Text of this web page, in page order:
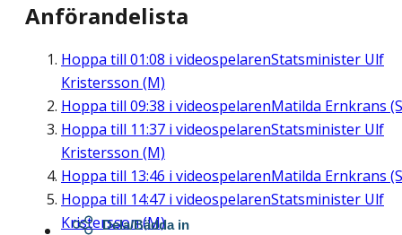
Anförandelista
Hoppa till 01:08 i videospelarenStatsminister Ulf
Kristersson (M)
Hoppa till 09:38 i videospelarenMatilda Ernkrans
Hoppa till 11:37 i videospelarenStatsminister Ulf
Kristersson (M)
Hoppa till 13:46 i videospelarenMatilda Ernkrans
Hoppa till 14:47 i videospelarenStatsminister Ulf
Kristersson (M)
Dela/Bädda in